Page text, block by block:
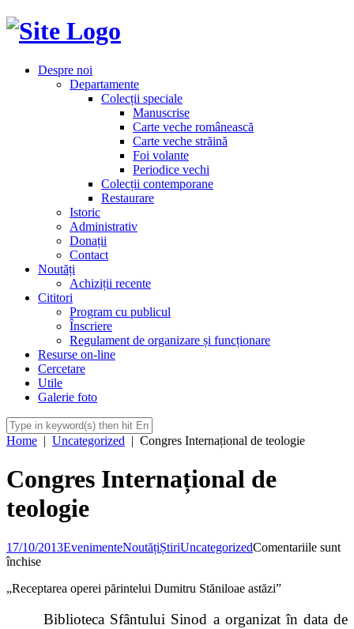
Despre noi
Departamente
Colecții speciale
Manuscrise
Carte veche românească
Carte veche străină
Foi volante
Periodice vechi
Colecții contemporane
Restaurare
Istoric
Administrativ
Donații
Contact
Noutăți
Achiziții recente
Cititori
Program cu publicul
Înscriere
Regulament de organizare și funcționare
Resurse on-line
Cercetare
Utile
Galerie foto
Home | Uncategorized | Congres Internațional de teologie
Congres Internațional de
teologie
17/10/2013EvenimenteNoutățiȘtiriUncategorizedComentariile sunt
închisepentru
Internațional
teologie
„Receptarea operei părintelui Dumitru Stăniloae astăzi”
Biblioteca Sfântului Sinod a organizat în data de